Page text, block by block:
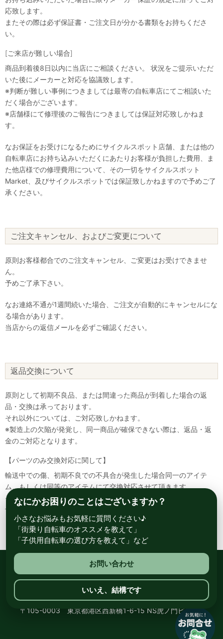
応致します。
またその際は必ず保証書・ご注文日が分かる書類をお持ちくださ
い。
[ご来店が難しい場合]
商品到着後8日以内に当店にご相談ください。 状況をご提示いただ
いた後にメーカーと対応を協議致します。
※判断が難しい事例につきましては最寄の自転車店にてご相談いた
だく場合がございます。
※店舗様にて修理後のご報告につきましては保証対応致しかねま
す。
なお保証をお受けになるためにサイクルスポット店舗、または他の
自転車店にお持ち込みいただくにあたりお客様が負担した費用、ま
た他店様での修理費用について、その一切をサイクルスポット
Market、及びサイクルスポットでは保証致しかねますので予めご了
承ください。
ご注文キャンセル、およびご変更について
原則お客様都合でのご注文キャンセル、ご変更はお受けできませ
ん。
予めご了承下さい。
なお連絡不通が1週間続いた場合、ご注文が自動的にキャンセルにな
る場合があります。
当店からの返信メールを必ずご確認ください。
返品交換について
原則として初期不良品、または間違った商品が到着した場合の返
品・交換は承っております。
それ以外については、ご対応致しかねます。
※製造上の欠陥が発覚し、同一商品が確保できない際は、返品・返
金のご対応となります。
【パーツのみ交換対応に関して】
輸送中での傷、初期不良での不具合が発生した場合同一のアイテ
ム、もしくは同等のアイテムにて交換対応させて頂きます。
その場合該当部品を着払いにて返送して頂く必要が御座いますので
予めご了承ください。
総合自転車専門店 サイクルスポット ル・サイク
〒105-0003 東京都港区西新橋1-6-15 NS虎ノ門ビル8階
なにかお困りのことはございますか？
小さなお悩みもお気軽に質問ください♪
「街乗り自転車のオススメを教えて」
「子供用自転車の選び方を教えて」など
お問い合わせ
いいえ、結構です